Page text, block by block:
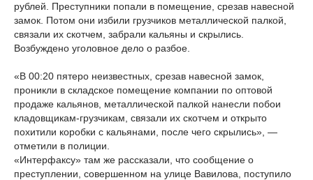
рублей. Преступники попали в помещение, срезав навесной
замок. Потом они избили грузчиков металлической палкой,
связали их скотчем, забрали кальяны и скрылись.
Возбуждено уголовное дело о разбое.
«В 00:20 пятеро неизвестных, срезав навесной замок,
проникли в складское помещение компании по оптовой
продаже кальянов, металлической палкой нанесли побои
кладовщикам-грузчикам, связали их скотчем и открыто
похитили коробки с кальянами, после чего скрылись», —
отметили в полиции.
«Интерфаксу» там же рассказали, что сообщение о
преступлении, совершенном на улице Вавилова, поступило